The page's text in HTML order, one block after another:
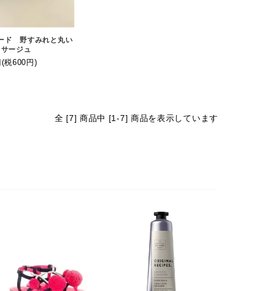
ド 野すみれと丸い
ージュ
税600円)
全 [7] 商品中 [1-7] 商品を表示しています